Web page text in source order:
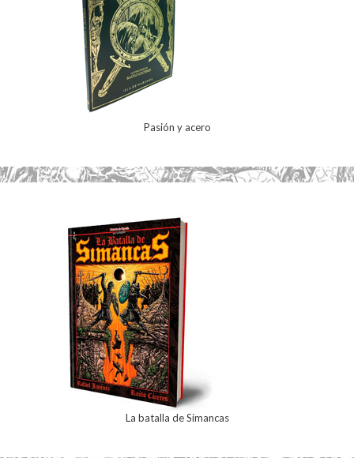
Pasión y acero
La batalla de Simancas